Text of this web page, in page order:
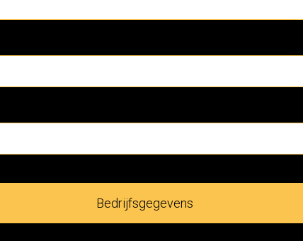
Bedrijfsgegevens